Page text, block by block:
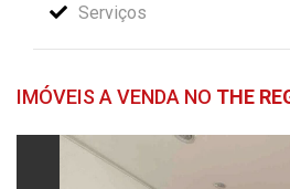
Serviços
IMÓVEIS A VENDA NO THE